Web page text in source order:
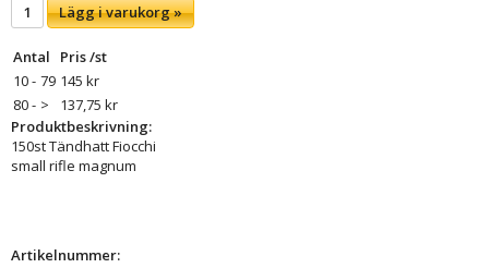
Lägg i varukorg »
Antal
Pris /st
10 - 79 145 kr
80 - >
137,75 kr
Produktbeskrivning:
150st Tändhatt Fiocchi
small rifle magnum
Artikelnummer: